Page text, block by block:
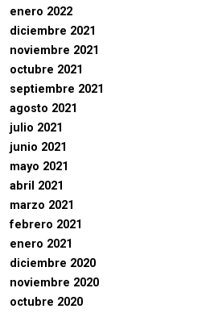
enero 2022
diciembre 2021
noviembre 2021
octubre 2021
septiembre 2021
agosto 2021
julio 2021
junio 2021
mayo 2021
abril 2021
marzo 2021
febrero 2021
enero 2021
diciembre 2020
noviembre 2020
octubre 2020